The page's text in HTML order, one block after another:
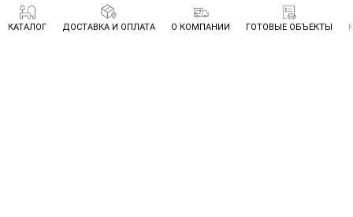
КАТАЛОГ ДОСТАВКА И ОПЛАТА О КОМПАНИИ ГОТОВЫЕ ОБЪЕКТЫ